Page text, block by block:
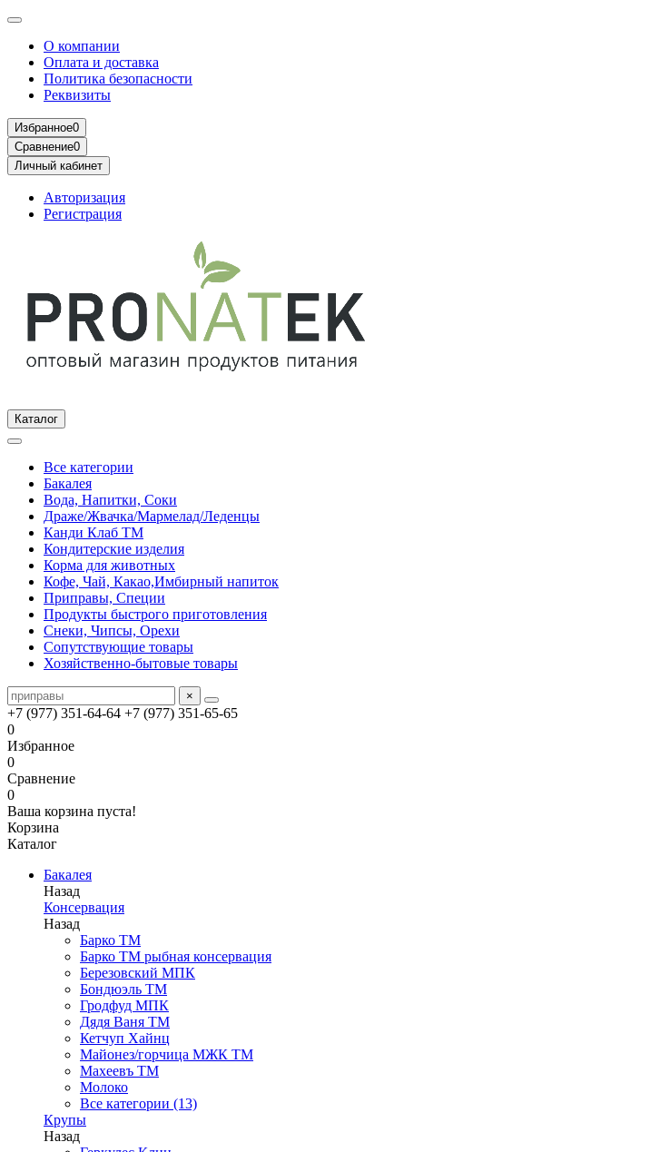
О компании
Оплата и доставка
Политика безопасности
Реквизиты
Избранное0
Сравнение0
Личный кабинет
Авторизация
Регистрация
Каталог
Все категории
Бакалея
Вода, Напитки, Соки
Драже/Жвачка/Мармелад/Леденцы
Канди Клаб ТМ
Кондитерские изделия
Корма для животных
Кофе, Чай, Какао,Имбирный напиток
Приправы, Специи
Продукты быстрого приготовления
Снеки, Чипсы, Орехи
Сопутствующие товары
Хозяйственно-бытовые товары
×
+7 (977) 351-64-64 +7 (977) 351-65-65
0
Избранное
0
Сравнение
0
Ваша корзина пуста!
Корзина
Каталог
Бакалея
Назад
Консервация
Назад
Барко ТМ
Барко ТМ рыбная консервация
Березовский МПК
Бондюэль ТМ
Гродфуд МПК
Дядя Ваня ТМ
Кетчуп Хайнц
Майонез/горчица МЖК ТМ
Махеевъ ТМ
Молоко
Все категории (13)
Крупы
Назад